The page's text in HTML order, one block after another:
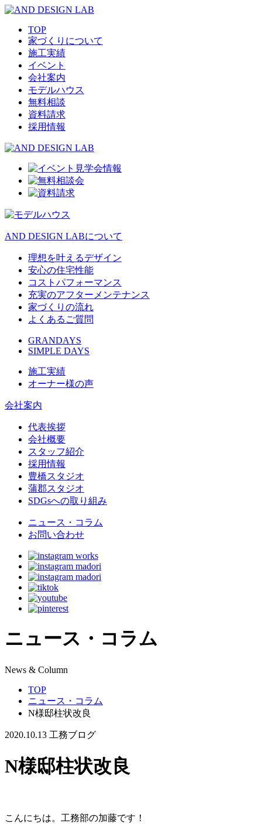
TOP
家づくりについて
施工実績
イベント
会社案内
モデルハウス
無料相談
資料請求
採用情報
AND DESIGN LABについて
理想を叶えるデザイン
安心の住宅性能
コストパフォーマンス
充実のアフターメンテナンス
家づくりの流れ
よくあるご質問
GRANDAYS
SIMPLE DAYS
施工実績
オーナー様の声
会社案内
代表挨拶
会社概要
スタッフ紹介
採用情報
豊橋スタジオ
蒲郡スタジオ
SDGsへの取り組み
ニュース・コラム
お問い合わせ
ニュース・コラム
News & Column
TOP
ニュース・コラム
N様邸柱状改良
2020.10.13 工務ブログ
N様邸柱状改良
こんにちは。工務部の加藤です！